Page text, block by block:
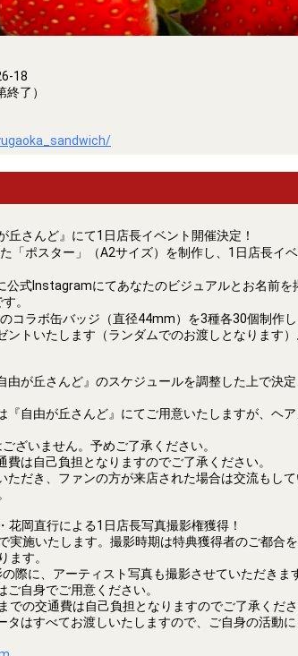
18
了）
さんど』にて1日店長イベント開催決定！
ポスター」（A2サイズ）を制作し、1日店長イ
式Instagramにてあなたのビジュアルとお名前を
。
ラボ缶バッジ（直径44mm）を3種各30個制作
トいたします（ランダムでのお渡しとなります）
由が丘さんど』のスケジュールを調整した上で決
『自由が丘さんど』にてご用意いたしますが、ヘ
ざいません。予めご了承ください。
費は自己負担となりますのでご了承ください。
ただき、ファンの方が来店された場合は交流もして
岡直行による1日店長写真撮影権獲得！
実施いたします。撮影時期は特典獲得者のご都合
ます。
際に、アーティスト写真も撮影させていただきま
ご自身でご用意ください。
での交通費は自己負担となりますのでご了承くださ
タはすべてお渡しいたしますので、ご自身の活動に